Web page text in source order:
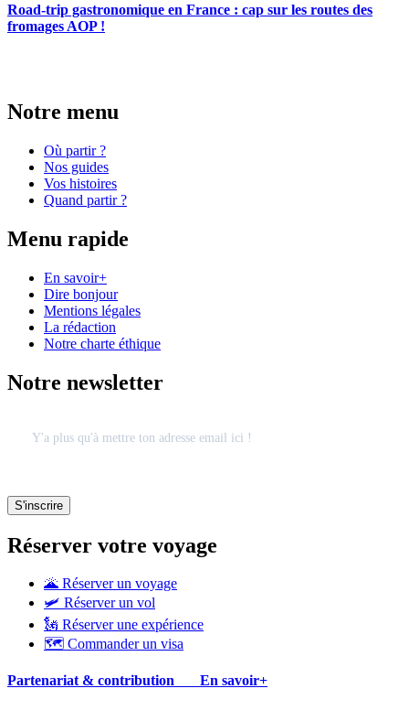
Road-trip gastronomique en France : cap sur les routes des
fromages AOP !
Notre menu
Où partir ?
Nos guides
Vos histoires
Quand partir ?
Menu rapide
En savoir+
Dire bonjour
Mentions légales
La rédaction
Notre charte éthique
Notre newsletter
Réserver votre voyage
🌋 Réserver un voyage
🛩 Réserver un vol
🗽 Réserver une expérience
🗺 Commander un visa
Partenariat & contribution En savoir+